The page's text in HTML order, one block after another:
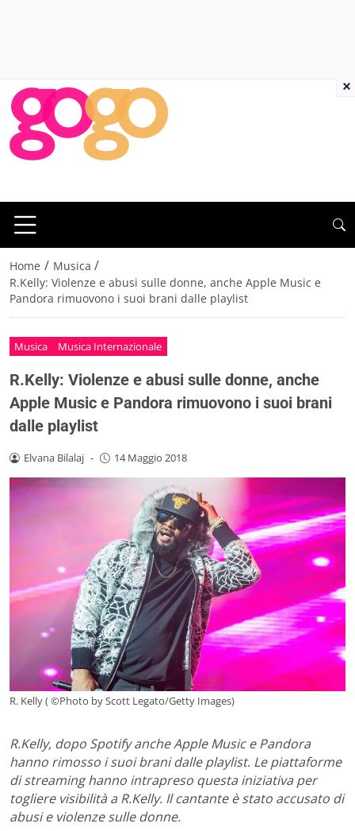
Home / Musica /
R.Kelly: Violenze e abusi sulle donne, anche Apple Music e
Pandora rimuovono i suoi brani dalle playlist
Musica Musica Internazionale
R.Kelly: Violenze e abusi sulle donne, anche
Apple Music e Pandora rimuovono i suoi brani
dalle playlist
Elvana Bilalaj - 14 Maggio 2018
R. Kelly ( ©Photo by Scott Legato/Getty Images)
R.Kelly, dopo Spotify anche Apple Music e Pandora
hanno rimosso i suoi brani dalle playlist. Le piattaforme
di streaming hanno intrapreso questa iniziativa per
togliere visibilità a R.Kelly. Il cantante è stato accusato di
abusi e violenze sulle donne.
×